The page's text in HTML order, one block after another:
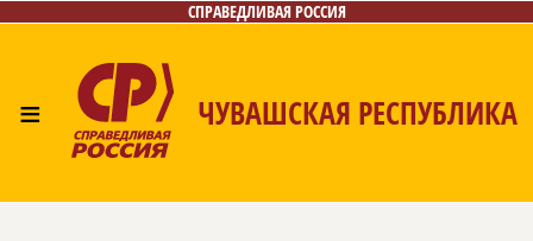
СПРАВЕДЛИВАЯ РОССИЯ
≡ ЧУВАШСКАЯ РЕСПУБЛИКА